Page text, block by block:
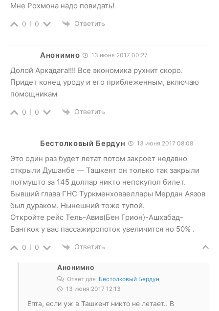
Мне Рохмона надо повидать!
0 0 Ответить
Анонимно 13 июня 2017 00:27
Долой Аркадага!!!! Все экономика рухнит скоро.
Придет конец уроду и его приблеженным, включаю
помощникам
0 0 Ответить
Бестолковый Бердун 13 июня 2017 08:08
Это один раз будет летат потом закроет недавно
открыли Душанбе — Ташкент он только так закрыли
потмушто за 145 доллар никто непокупол билет.
Бывший глава ГНС Туркменховаеллары Мердан Аязов
был дураком. Нынешний тоже тупой.
Откройте рейс Тель-Авив(Бен Грион)-Ашхабад-
Бангкок у вас пассажиропоток увеличится но 50% .
0 0 Ответить
Анонимно
Ответ для Бестолковый Бердун
13 июня 2017 12:13
Епта, если уж в Ташкент никто не летает.. В